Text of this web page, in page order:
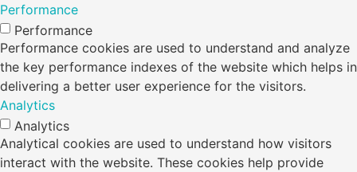
Performance
Performance
Performance cookies are used to understand and analyze
the key performance indexes of the website which helps in
delivering a better user experience for the visitors.
Analytics
Analytics
Analytical cookies are used to understand how visitors
interact with the website. These cookies help provide